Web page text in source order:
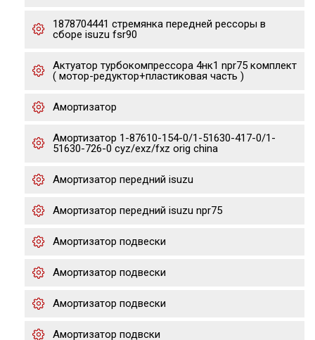
1878704441 стремянка передней рессоры в
сборе isuzu fsr90
Актуатор турбокомпрессора 4нк1 npr75 комплект
( мотор-редуктор+пластиковая часть )
Амортизатор
Амортизатор 1-87610-154-0/1-51630-417-0/1-
51630-726-0 cyz/exz/fxz orig china
Амортизатор передний isuzu
Амортизатор передний isuzu npr75
Амортизатор подвески
Амортизатор подвески
Амортизатор подвески
Амортизатор подвски